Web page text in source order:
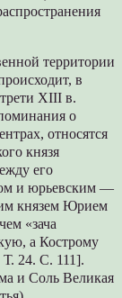
территории
в
XIII в.
о
относятся
князя
его
и юрьевским —
князем Юрием
«зача
а Кострому
24. С. 111].
и Соль Великая